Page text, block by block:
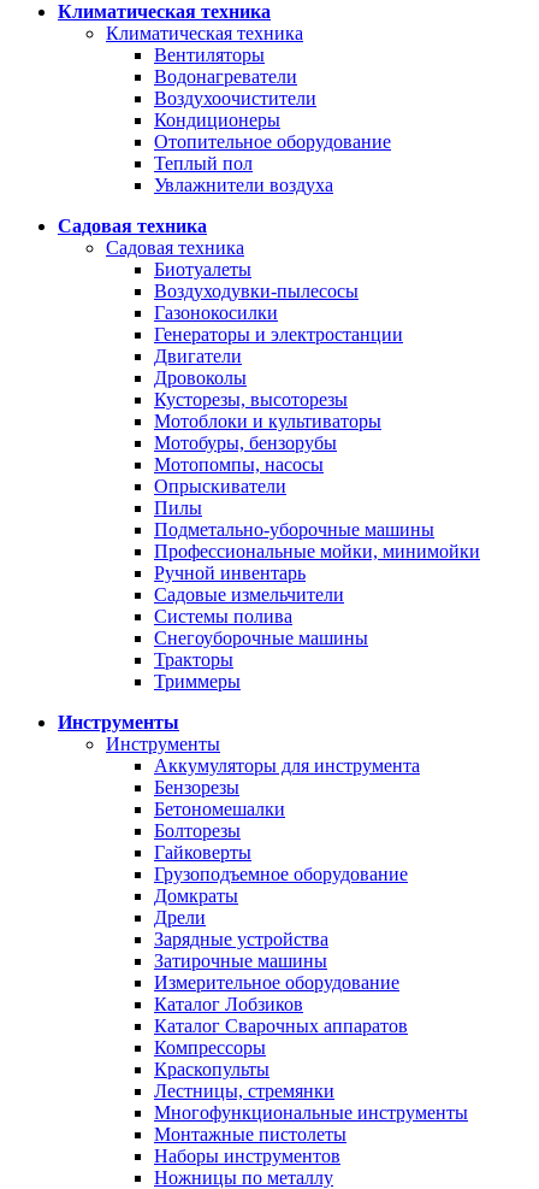
Климатическая техника
Климатическая техника
Вентиляторы
Водонагреватели
Воздухоочистители
Кондиционеры
Отопительное оборудование
Теплый пол
Увлажнители воздуха
Садовая техника
Садовая техника
Биотуалеты
Воздуходувки-пылесосы
Газонокосилки
Генераторы и электростанции
Двигатели
Дровоколы
Кусторезы, высоторезы
Мотоблоки и культиваторы
Мотобуры, бензорубы
Мотопомпы, насосы
Опрыскиватели
Пилы
Подметально-уборочные машины
Профессиональные мойки, минимойки
Ручной инвентарь
Садовые измельчители
Системы полива
Снегоуборочные машины
Тракторы
Триммеры
Инструменты
Инструменты
Аккумуляторы для инструмента
Бензорезы
Бетономешалки
Болторезы
Гайковерты
Грузоподъемное оборудование
Домкраты
Дрели
Зарядные устройства
Затирочные машины
Измерительное оборудование
Каталог Лобзиков
Каталог Сварочных аппаратов
Компрессоры
Краскопульты
Лестницы, стремянки
Многофункциональные инструменты
Монтажные пистолеты
Наборы инструментов
Ножницы по металлу